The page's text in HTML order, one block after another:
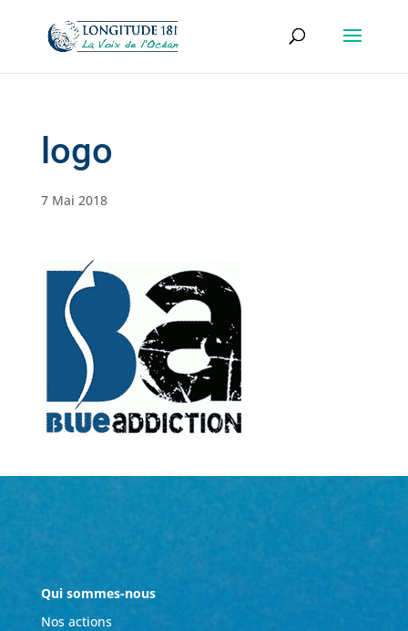
logo
7 Mai 2018
Qui sommes-nous
Nos actions